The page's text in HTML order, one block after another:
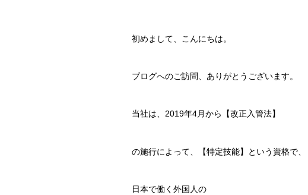
初めまして、こんにちは。
ブログへのご訪問、ありがとうございます。
当社は、2019年4月から【改正入管法】
の施行によって、【特定技能】という資格で、
日本で働く外国人の